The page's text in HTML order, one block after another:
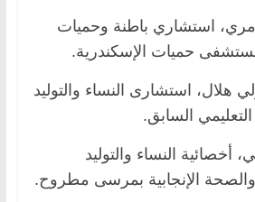
استشاري باطنة وحميات
حميات الإسكندرية.
هلال، استشارى النساء والتوليد
السابق.
أخصائية النساء والتوليد
الإنجابية بمرسى مطروح.